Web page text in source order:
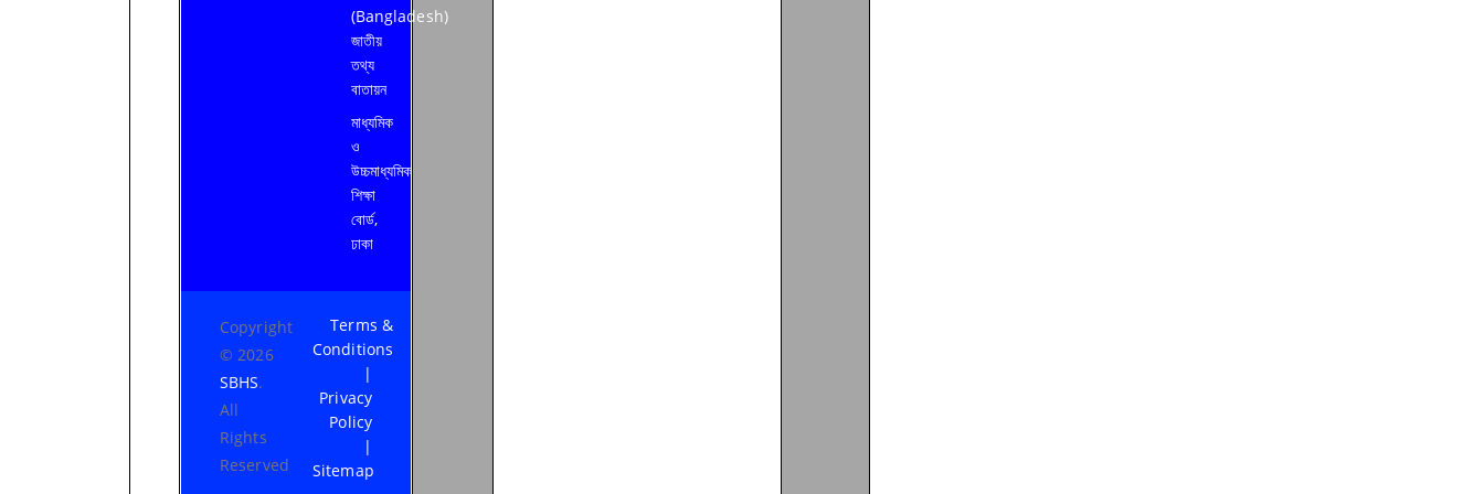
(Bangladesh)
জাতীয়
তথ্য
বাতায়ন
মাধ্যমিক
ও
উচ্চমাধ্যমিক
শিক্ষা
বোর্ড,
ঢাকা
Copyright
© 2026
SBHS.
All
Rights
Reserved
Terms &
Conditions
|
Privacy
Policy
|
Sitemap